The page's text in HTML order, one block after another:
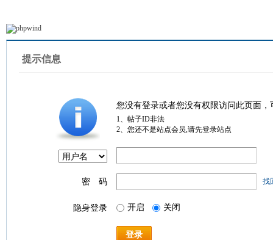
提示信息
您没有登录或者您没有权限访问此页面
1、帖子ID非法
2、您还不是站点会员,请先登录站点
密 码 找
隐身登录 开启 关闭
登录